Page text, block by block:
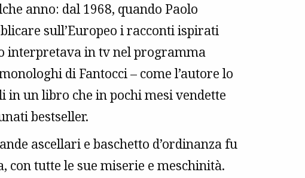
anno: dal 1968, quando Paolo
sull’Europeo i racconti ispirati
interpretava in tv nel programma
di Fantocci – come l’autore lo
in un libro che in pochi mesi vendette
bestseller.
ascellari e baschetto d’ordinanza fu
con tutte le sue miserie e meschinità.